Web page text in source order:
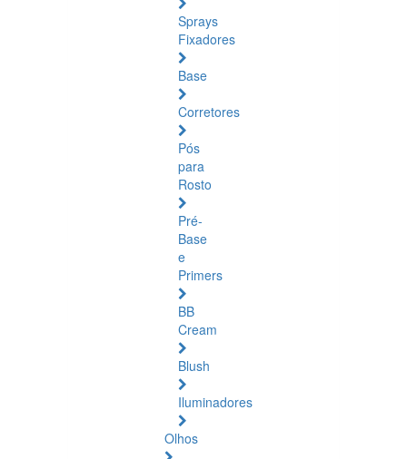
Sprays
Fixadores
Base
Corretores
Pós
para
Rosto
Pré-
Base
e
Primers
BB
Cream
Blush
Iluminadores
Olhos